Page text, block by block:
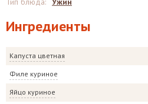
Ингредиенты
Капуста цветная
Филе куриное
Яйцо куриное